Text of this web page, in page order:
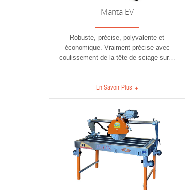
Manta EV
Robuste, précise, polyvalente et
économique. Vraiment précise avec
coulissement de la tête de sciage sur…
En Savoir Plus